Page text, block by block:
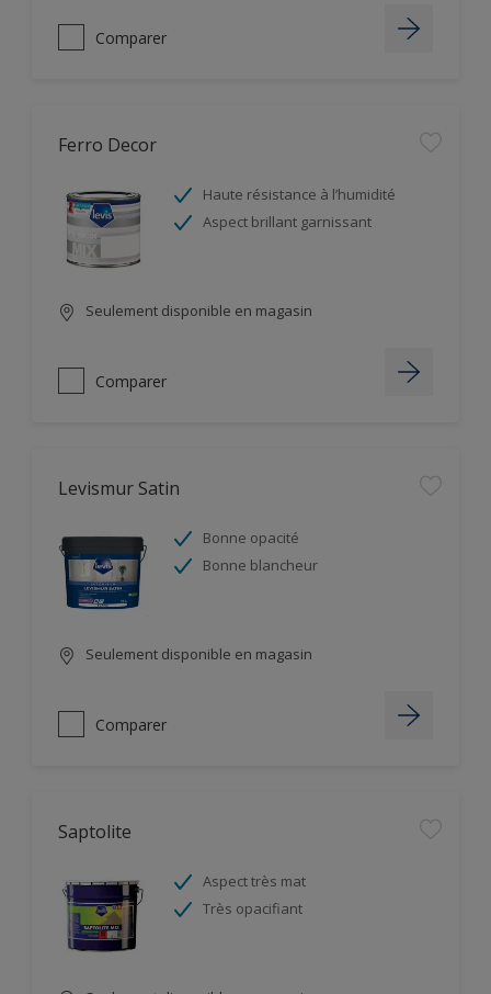
Comparer
Ferro Decor
Haute résistance à l’humidité
Aspect brillant garnissant
Seulement disponible en magasin
Comparer
Levismur Satin
Bonne opacité
Bonne blancheur
Seulement disponible en magasin
Comparer
Saptolite
Aspect très mat
Très opacifiant